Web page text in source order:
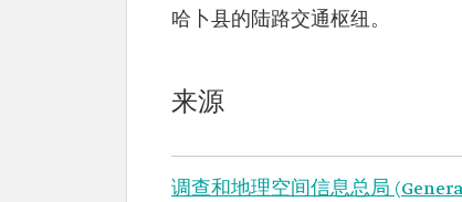
哈卜县的陆路交通枢纽。
来源
调查和地理空间信息总局